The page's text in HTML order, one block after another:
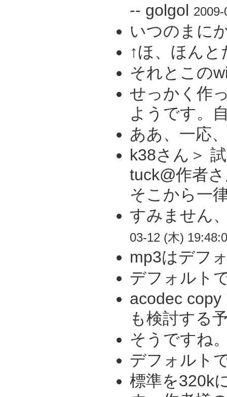
-- golgol
いつのまに
↑ほ、ほん
それとこの
せっかく作
ようです。
ああ、一応
k38さん＞
tuck@作者
そこから一
すみません
03-12 (木)
mp3はデフ
デフォルト
acodec
も検討する
そうですね
デフォルト
標準を320k